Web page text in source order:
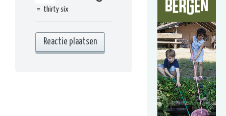
= thirty six